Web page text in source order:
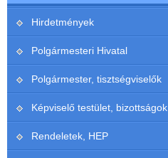
Hirdetmények
Polgármesteri Hivatal
Polgármester, tisztségviselők
Képviselő testület, bizottságok
Rendeletek, HEP